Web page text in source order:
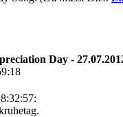
Day -